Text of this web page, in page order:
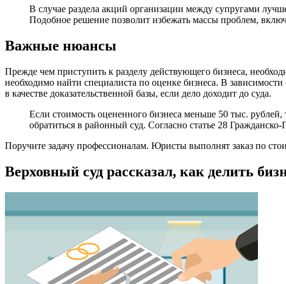
В случае раздела акций организации между супругами
Подобное решение позволит избежать массы проблем,
Важные нюансы
Прежде чем приступить к разделу действующего бизнеса,
необходимо найти специалиста по оценке бизнеса. В
в качестве доказательственной базы, если дело доходит до суда.
Если стоимость оцененного бизнеса меньше 50 тыс.
обратиться в районный суд. Согласно статье 28
Поручите задачу профессионалам. Юристы выполнят заказ по
Верховный суд рассказал, как делить